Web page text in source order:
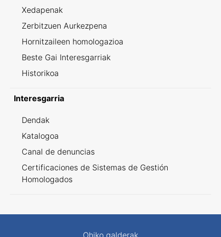
Xedapenak
Zerbitzuen Aurkezpena
Hornitzaileen homologazioa
Beste Gai Interesgarriak
Historikoa
Interesgarria
Dendak
Katalogoa
Canal de denuncias
Certificaciones de Sistemas de Gestión
Homologados